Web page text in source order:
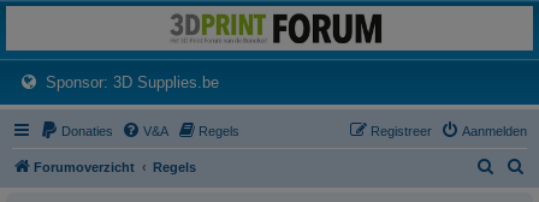
Het 3D print forum van de Benelux na de sluiting van 3dprintforum.nl
Sponsor: 3D Supplies.be(Opens a new tab)
Donaties V&A Regels Aanmelden
Registreer
Forumoverzicht Regels